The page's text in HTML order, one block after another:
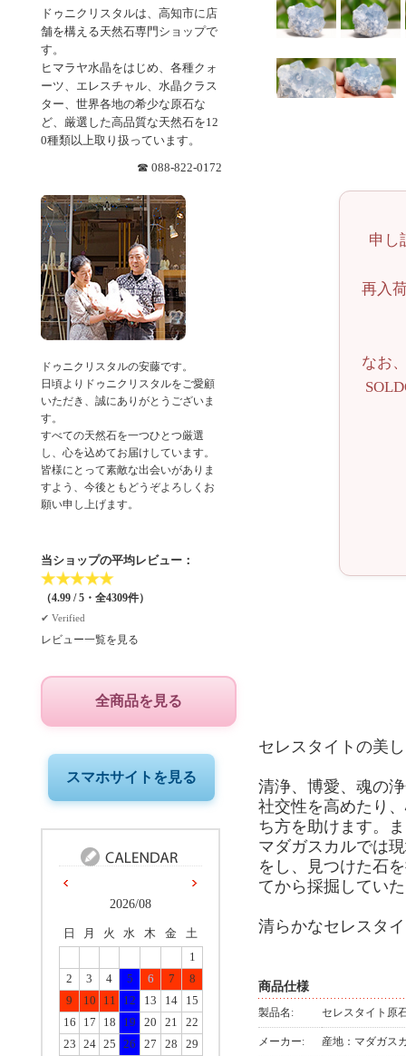
申し
再入
なお
セレスタイトの美
清浄、博愛、魂の
社交性を高めたり
ち方を助けます。
マダガスカルでは
をし、見つけた石
てから採掘してい
清らかなセレスタ
商品仕様
製品名: セレスタイト原
メーカー: 産地：マダガス
ドゥニクリスタルは、高知市に店
舗を構える天然石専門ショップで
す。
ヒマラヤ水晶をはじめ、各種クォ
ーツ、エレスチャル、水晶クラス
ター、世界各地の希少な原石な
ど、厳選した高品質な天然石を12
0種類以上取り扱っています。
☎ 088-822-0172
ドゥニクリスタルの安藤です。
日頃よりドゥニクリスタルをご愛顧
いただき、誠にありがとうございま
す。
すべての天然石を一つひとつ厳選
し、心を込めてお届けしています。
皆様にとって素敵な出会いがありま
すよう、今後ともどうぞよろしくお
願い申し上げます。
当ショップの平均レビュー：
★★★★★
（4.99 / 5・全4309件）
✔︎ Verified
レビュー一覧を見る
全商品を見る
スマホサイトを見る
2026/08
日 月 火 水 木 金
土
1
2
3 4 5 6 7
8
9
10 11 12 13 14
15
16
17 18 19 20 21
22
23
24 25 26 27 28
29